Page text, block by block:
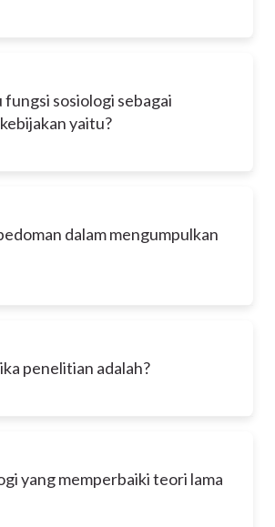
fungsi sosiologi sebagai
yaitu?
dalam mengumpulkan
penelitian adalah?
yang memperbaiki teori lama